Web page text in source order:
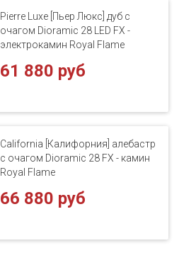
Pierre Luxe [Пьер Люкс] дуб с
очагом Dioramic 28 LED FX -
электрокамин Royal Flame
61 880 руб
California [Калифорния] алебастр
с очагом Dioramic 28 FX - камин
Royal Flame
66 880 руб